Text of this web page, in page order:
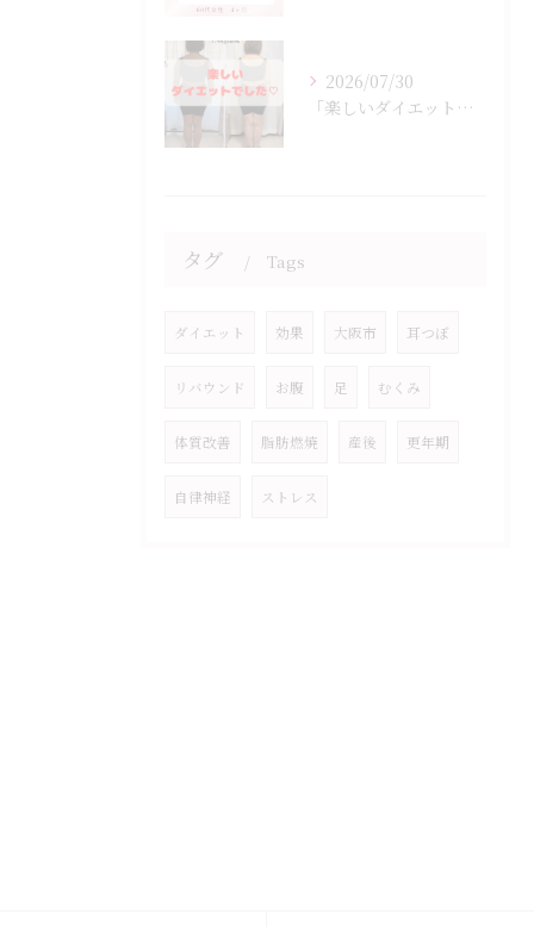
2026/07/30
「楽しいダイエットでした♡」
タグ Tags
ダイエット 効果 大阪市 耳つぼ
リバウンド お腹 足 むくみ
体質改善 脂肪燃焼 産後 更年期
自律神経 ストレス